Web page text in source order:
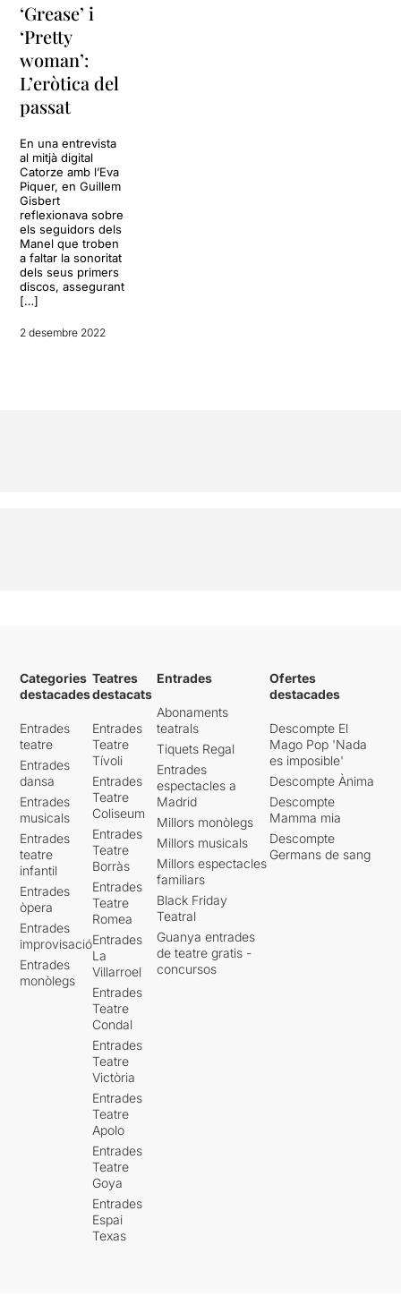
‘Grease’ i
‘Pretty
woman’:
L’eròtica del
passat
En una entrevista
al mitjà digital
Catorze amb l’Eva
Piquer, en Guillem
Gisbert
reflexionava sobre
els seguidors dels
Manel que troben
a faltar la sonoritat
dels seus primers
discos, assegurant
[…]
2 desembre 2022
Categories
destacades
Entrades
teatre
Entrades
dansa
Entrades
musicals
Entrades
teatre
infantil
Entrades
òpera
Entrades
improvisació
Entrades
monòlegs
Teatres
destacats
Entrades
Teatre
Tívoli
Entrades
Teatre
Coliseum
Entrades
Teatre
Borràs
Entrades
Teatre
Romea
Entrades
La
Villarroel
Entrades
Teatre
Condal
Entrades
Teatre
Victòria
Entrades
Teatre
Apolo
Entrades
Teatre
Goya
Entrades
Espai
Texas
Entrades
Abonaments
teatrals
Tiquets Regal
Entrades
espectacles a
Madrid
Millors monòlegs
Millors musicals
Millors espectacles
familiars
Black Friday
Teatral
Guanya entrades
de teatre gratis -
concursos
Ofertes
destacades
Descompte El
Mago Pop 'Nada
es imposible'
Descompte Ànima
Descompte
Mamma mia
Descompte
Germans de sang